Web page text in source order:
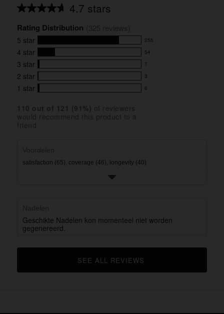
4.7 stars
Average
for
this
product:
4.7
out
of
5
stars
Rating Distribution
5 star 255
255
reviews
with
5
star
rating.
4 star 54
54
reviews
with
4
3 star 7
7
reviews
with
2 star 3
3
reviews
1 star 6
6
satisfaction (65), coverage (46), longevity (40)
Geschikte Nadelen kon momenteel niet worden
gegenereerd.
CLICK TO GO TO ALL REVIEWS